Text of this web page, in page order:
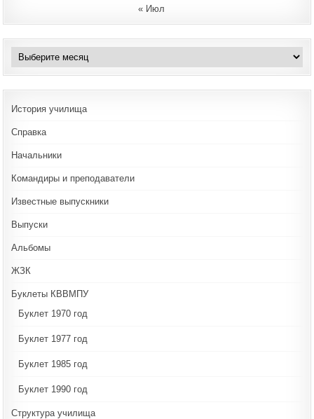
« Июл
Архивы
История училища
Справка
Начальники
Командиры и преподаватели
Известные выпускники
Выпуски
Альбомы
ЖЗК
Буклеты КВВМПУ
Буклет 1970 год
Буклет 1977 год
Буклет 1985 год
Буклет 1990 год
Структура училища